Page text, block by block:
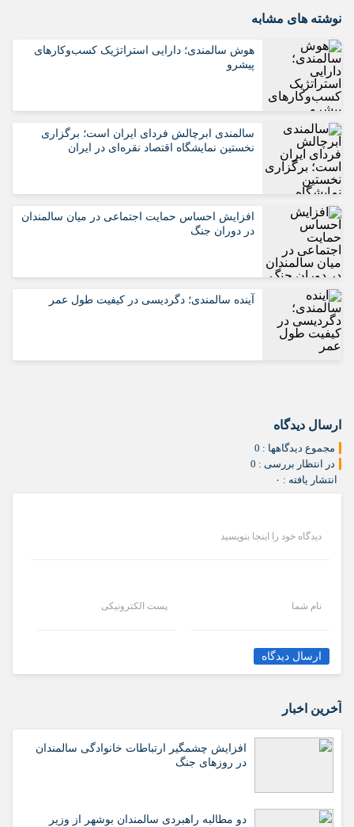
نوشته های مشابه
هوش سالمندی؛ دارایی استراتژیک کسب‌وکارهای
پیشرو
سالمندی ابرچالش فردای ایران است؛ برگزاری
نخستین نمایشگاه اقتصاد نقره‌ای در ایران
افزایش احساس حمایت اجتماعی در میان سالمندان
در دوران جنگ
آینده سالمندی؛ دگردیسی در کیفیت طول عمر
ارسال دیدگاه
مجموع دیدگاهها : 0
در انتظار بررسی : 0
انتشار یافته : ۰
دیدگاه خود را اینجا بنویسید
نام شما پست الکترونیکی
ارسال دیدگاه
آخرین اخبار
افزایش چشمگیر ارتباطات خانوادگی سالمندان
در روزهای جنگ
دو مطالبه راهبردی سالمندان بوشهر از وزیر